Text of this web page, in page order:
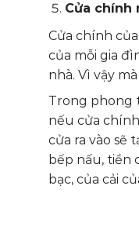
Cửa chính
Cửa chính
của mỗi gia
nhà. Vì vậy
Trong phong
nếu cửa
cửa ra vào sẽ
bếp nấu, tiền
bạc, của cải